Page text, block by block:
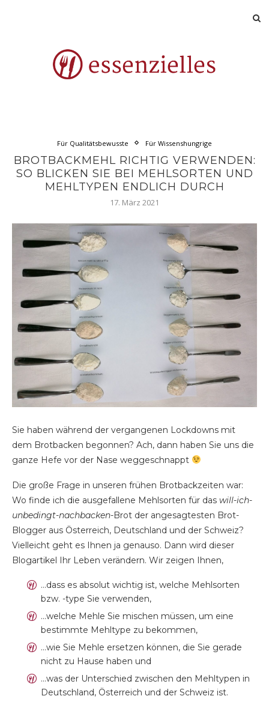
Für Qualitätsbewusste Für Wissenshungrige
BROTBACKMEHL RICHTIG VERWENDEN:
SO BLICKEN SIE BEI MEHLSORTEN UND
MEHLTYPEN ENDLICH DURCH
17. März 2021
Sie haben während der vergangenen Lockdowns mit
dem Brotbacken begonnen? Ach, dann haben Sie uns die
ganze Hefe vor der Nase weggeschnappt
Die große Frage in unseren frühen Brotbackzeiten war:
Wo finde ich die ausgefallene Mehlsorten für das will-ich-
unbedingt-nachbacken-Brot der angesagtesten Brot-
Blogger aus Österreich, Deutschland und der Schweiz?
Vielleicht geht es Ihnen ja genauso. Dann wird dieser
Blogartikel Ihr Leben verändern. Wir zeigen Ihnen,
…dass es absolut wichtig ist, welche Mehlsorten
bzw. -type Sie verwenden,
…welche Mehle Sie mischen müssen, um eine
bestimmte Mehltype zu bekommen,
…wie Sie Mehle ersetzen können, die Sie gerade
nicht zu Hause haben und
…was der Unterschied zwischen den Mehltypen in
Deutschland, Österreich und der Schweiz ist.